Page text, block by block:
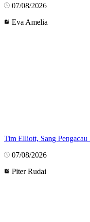
07/08/2026
Eva Amelia
Tim Elliott, Sang
07/08/2026
Piter Rudai